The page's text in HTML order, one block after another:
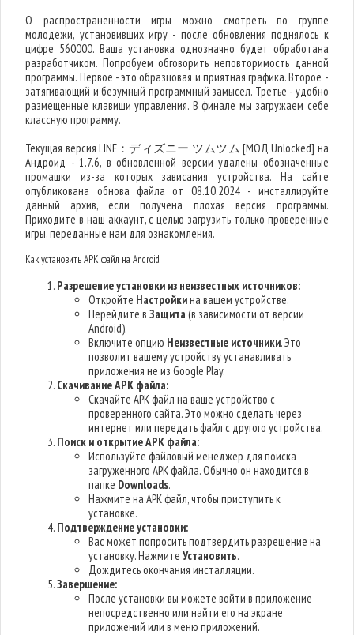
О распространенности игры можно смотреть по группе
молодежи, установивших игру - после обновления поднялось к
цифре 560000. Ваша установка однозначно будет обработана
разработчиком. Попробуем обговорить неповторимость данной
программы. Первое - это образцовая и приятная графика. Второе -
затягивающий и безумный программный замысел. Третье - удобно
размещенные клавиши управления. В финале мы загружаем себе
классную программу.
Текущая версия LINE：ディズニー ツムツム [МОД Unlocked] на
Андроид - 1.7.6, в обновленной версии удалены обозначенные
промашки из-за которых зависания устройства. На сайте
опубликована обнова файла от 08.10.2024 - инсталлируйте
данный архив, если получена плохая версия программы.
Приходите в наш аккаунт, с целью загрузить только проверенные
игры, переданные нам для ознакомления.
Как установить APK файл на Android
Разрешение установки из неизвестных источников:
Откройте Настройкина вашем устройстве.
Перейдите вЗащита(в зависимости от версии
Android).
Включите опцию Неизвестные источники. Это
позволит вашему устройству устанавливать
приложения не из Google Play.
Скачивание APK файла:
Скачайте APK файл на ваше устройство с
проверенного сайта. Это можно сделать через
интернет или передать файл с другого устройства.
Поиск и открытие APK файла:
Используйте файловый менеджер для поиска
загруженного APK файла. Обычно он находится в
папке Downloads.
Нажмите на APK файл, чтобы приступить к
установке.
Подтверждение установки:
Вас может попросить подтвердить разрешение на
установку. НажмитеУстановить.
Дождитесь окончания инсталляции.
Завершение:
После установки вы можете войти в приложение
непосредственно или найти его на экране
приложений или в меню приложений.